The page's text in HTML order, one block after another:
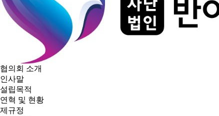
협의회 소개
인사말
설립목적
연혁 및 현황
제규정